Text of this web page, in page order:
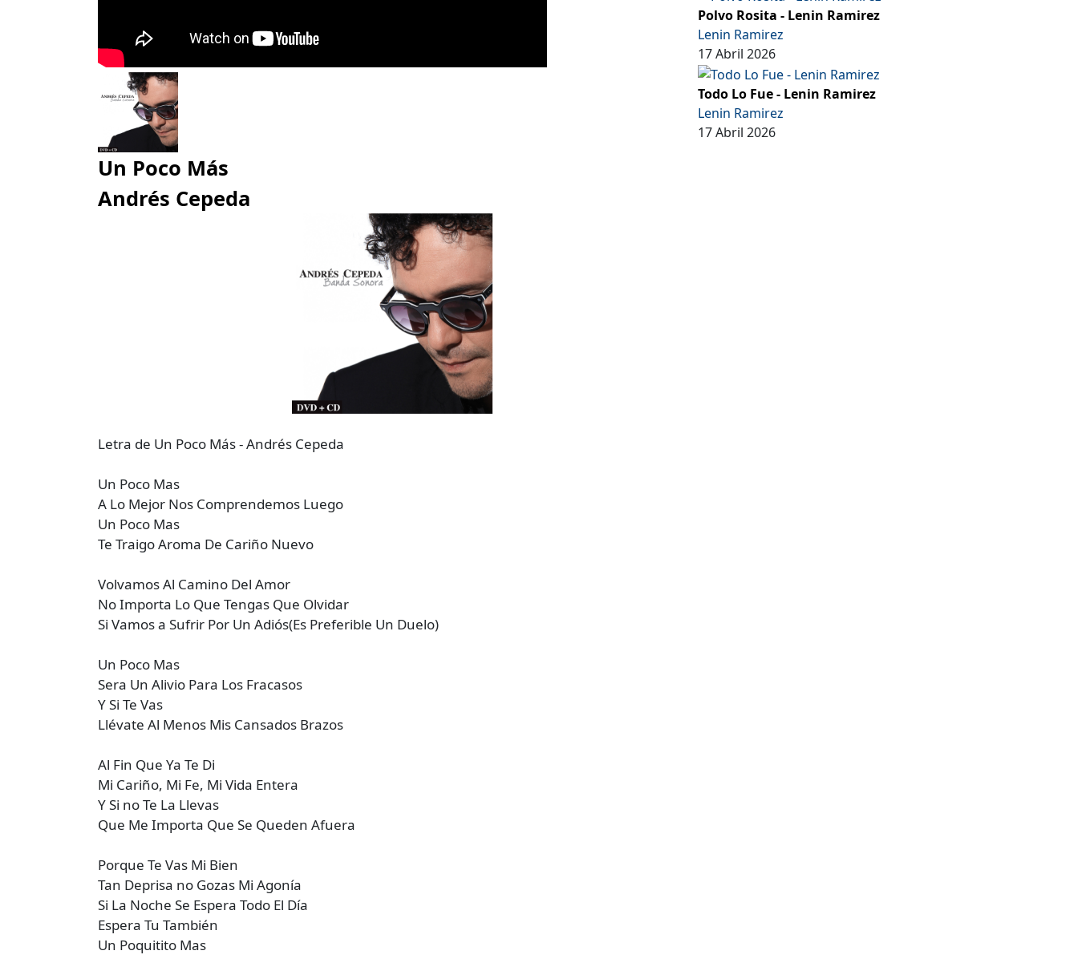
Un Poco Más
Andrés Cepeda
Letra de Un Poco Más - Andrés Cepeda
Un Poco Mas
A Lo Mejor Nos Comprendemos Luego
Un Poco Mas
Te Traigo Aroma De Cariño Nuevo
Volvamos Al Camino Del Amor
No Importa Lo Que Tengas Que Olvidar
Si Vamos a Sufrir Por Un Adiós(Es Preferible Un Duelo)
Un Poco Mas
Sera Un Alivio Para Los Fracasos
Y Si Te Vas
Llévate Al Menos Mis Cansados Brazos
Al Fin Que Ya Te Di
Mi Cariño, Mi Fe, Mi Vida Entera
Y Si no Te La Llevas
Que Me Importa Que Se Queden Afuera
Porque Te Vas Mi Bien
Tan Deprisa no Gozas Mi Agonía
Si La Noche Se Espera Todo El Día
Espera Tu También
Un Poquitito Mas
Polvo Rosita - Lenin Ramirez
Lenin Ramirez
17 Abril 2026
Todo Lo Fue - Lenin Ramirez
Lenin Ramirez
17 Abril 2026